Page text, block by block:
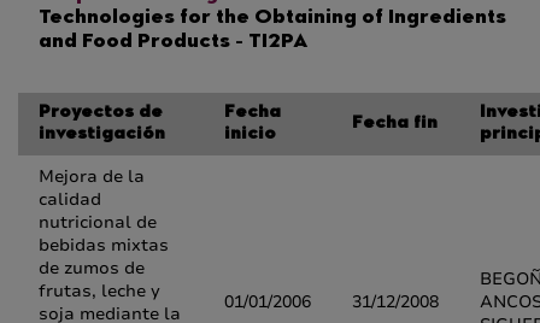
Technologies for the Obtaining of Ingredients
and Food Products - TI2PA
Proyectos de
investigación
Fecha
inicio
Fecha fin
Mejora de la
calidad
nutricional de
bebidas mixtas
de zumos de
frutas, leche y
soja mediante la
01/01/2006 31/12/2008